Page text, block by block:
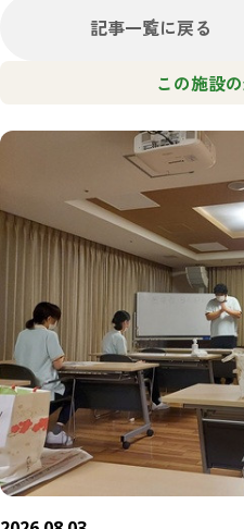
記事一覧に戻る
この施設